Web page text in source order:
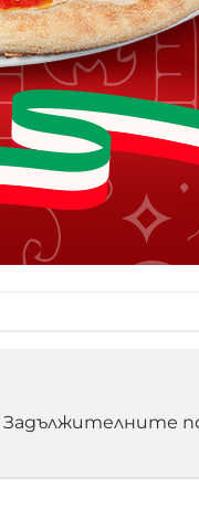
Задължителните